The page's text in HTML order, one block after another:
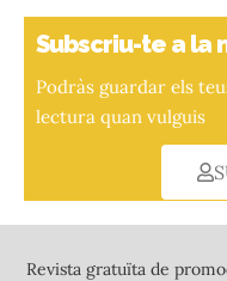
Subscriu-te a la
Podràs guardar els
lectura quan vulguis
Revista gratuïta de